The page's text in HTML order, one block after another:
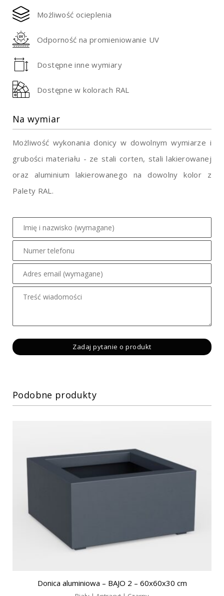
Możliwość ocieplenia
Odporność na promieniowanie UV
Dostępne inne wymiary
Dostępne w kolorach RAL
Na wymiar
Możliwość wykonania donicy w dowolnym wymiarze i
grubości materiału - ze stali corten, stali lakierowanej
oraz aluminium lakierowanego na dowolny kolor z
Palety RAL.
Podobne produkty
Donica aluminiowa – BAJO 2 – 60x60x30 cm